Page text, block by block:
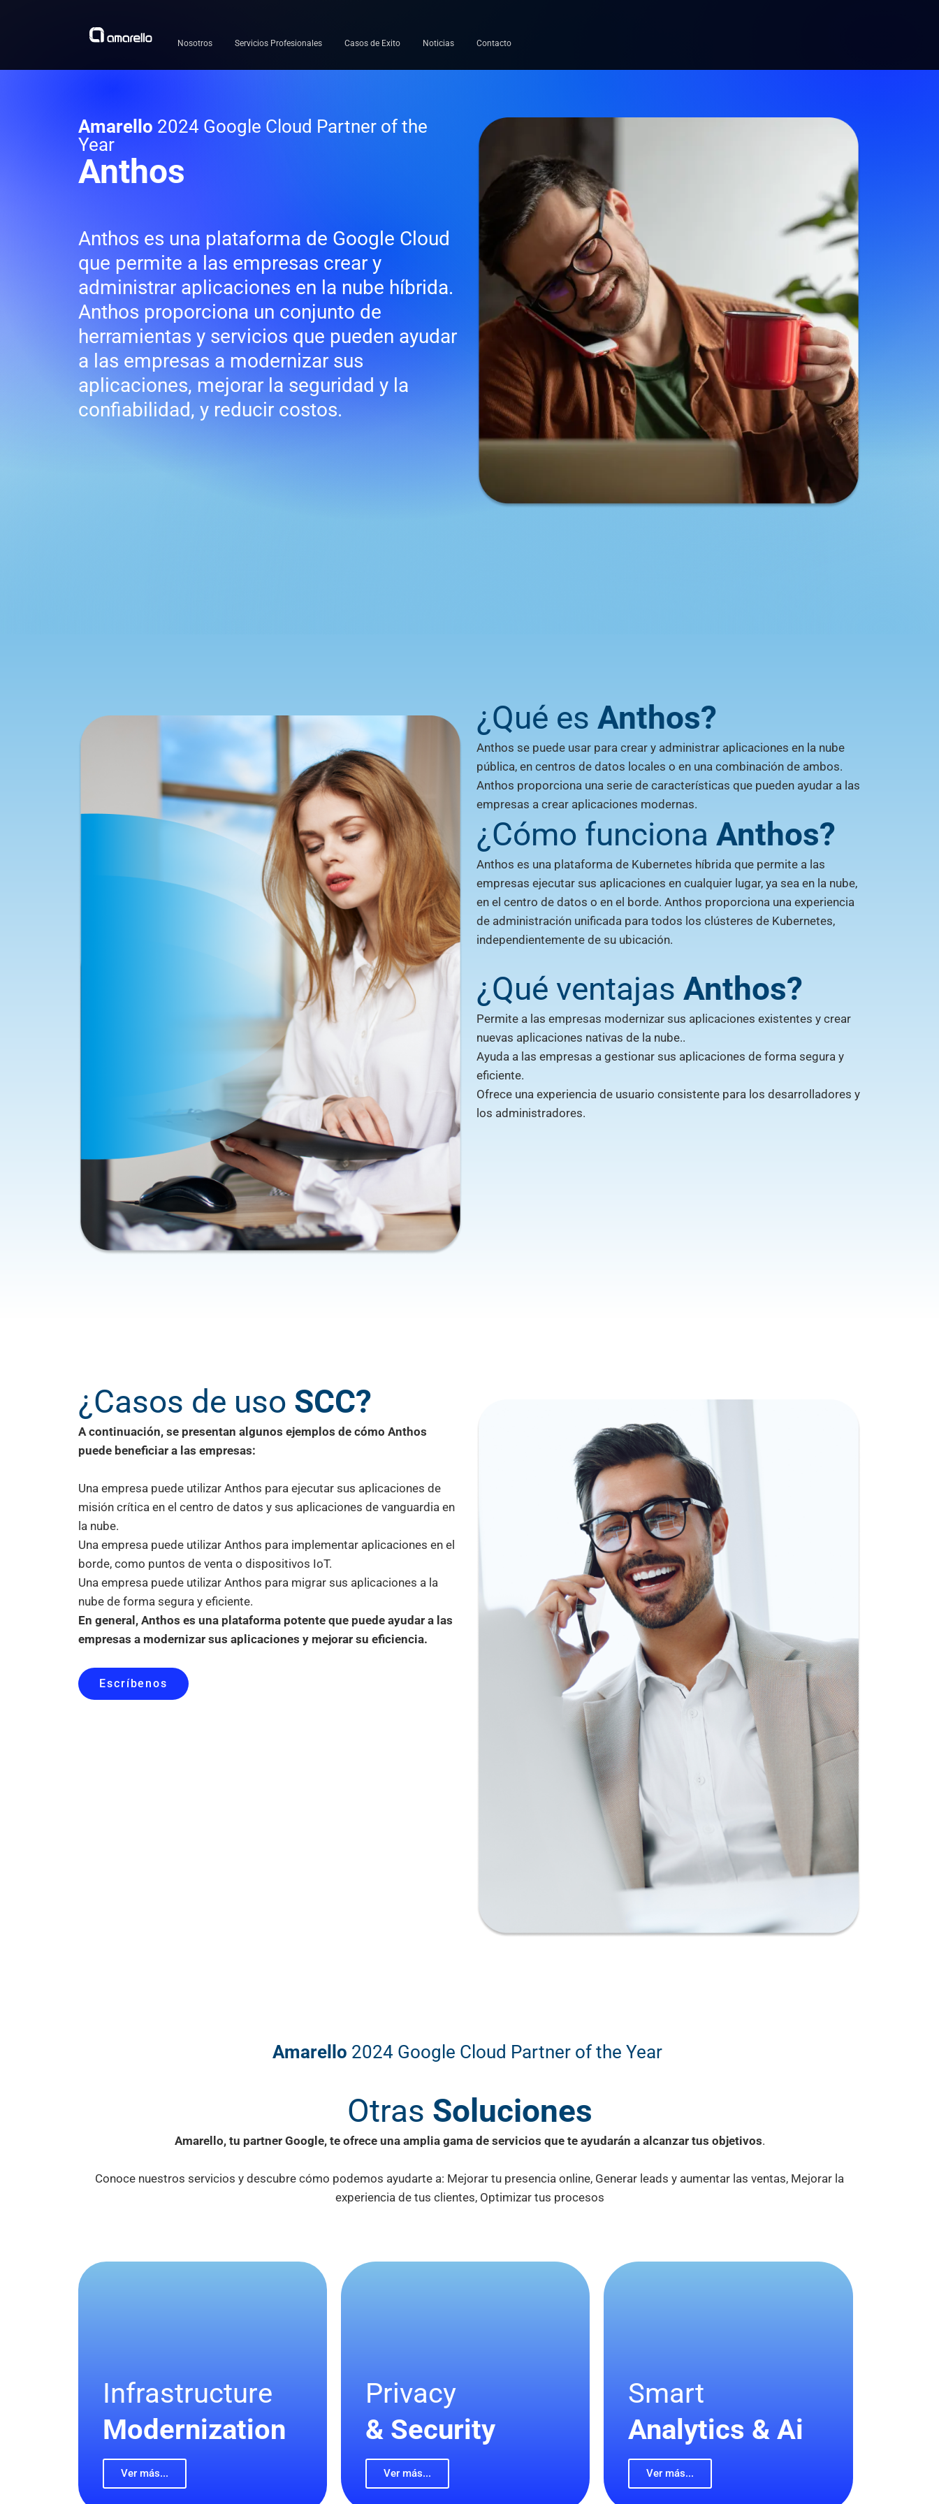
Nosotros Servicios Profesionales Casos de Exito Noticias Contacto
Amarello 2024 Google Cloud Partner of the
Year
Anthos
Anthos es una plataforma de Google Cloud
que permite a las empresas crear y
administrar aplicaciones en la nube híbrida.
Anthos proporciona un conjunto de
herramientas y servicios que pueden ayudar
a las empresas a modernizar sus
aplicaciones, mejorar la seguridad y la
confiabilidad, y reducir costos.
¿Qué es Anthos?
Anthos se puede usar para crear y administrar aplicaciones en la nube
pública, en centros de datos locales o en una combinación de ambos.
Anthos proporciona una serie de características que pueden ayudar a las
empresas a crear aplicaciones modernas.
¿Cómo funciona Anthos?
Anthos es una plataforma de Kubernetes híbrida que permite a las
empresas ejecutar sus aplicaciones en cualquier lugar, ya sea en la nube,
en el centro de datos o en el borde. Anthos proporciona una experiencia
de administración unificada para todos los clústeres de Kubernetes,
independientemente de su ubicación.
¿Qué ventajas Anthos?
Permite a las empresas modernizar sus aplicaciones existentes y crear
nuevas aplicaciones nativas de la nube..
Ayuda a las empresas a gestionar sus aplicaciones de forma segura y
eficiente.
Ofrece una experiencia de usuario consistente para los desarrolladores y
los administradores.
¿Casos de uso SCC?
A continuación, se presentan algunos ejemplos de cómo Anthos
puede beneficiar a las empresas:
Una empresa puede utilizar Anthos para ejecutar sus aplicaciones de
misión crítica en el centro de datos y sus aplicaciones de vanguardia en
la nube.
Una empresa puede utilizar Anthos para implementar aplicaciones en el
borde, como puntos de venta o dispositivos IoT.
Una empresa puede utilizar Anthos para migrar sus aplicaciones a la
nube de forma segura y eficiente.
En general, Anthos es una plataforma potente que puede ayudar a las
empresas a modernizar sus aplicaciones y mejorar su eficiencia.
Escríbenos
Amarello 2024 Google Cloud Partner of the Year
Otras Soluciones
Amarello, tu partner Google, te ofrece una amplia gama de servicios que te ayudarán a alcanzar tus objetivos.
Conoce nuestros servicios y descubre cómo podemos ayudarte a: Mejorar tu presencia online, Generar leads y aumentar las ventas, Mejorar la
experiencia de tus clientes, Optimizar tus procesos
Infrastructure
Modernization
Ver más...
Privacy
& Security
Ver más...
Smart
Analytics & Ai
Ver más...